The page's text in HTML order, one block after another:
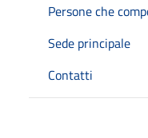
Persone che
Sede principale
Contatti